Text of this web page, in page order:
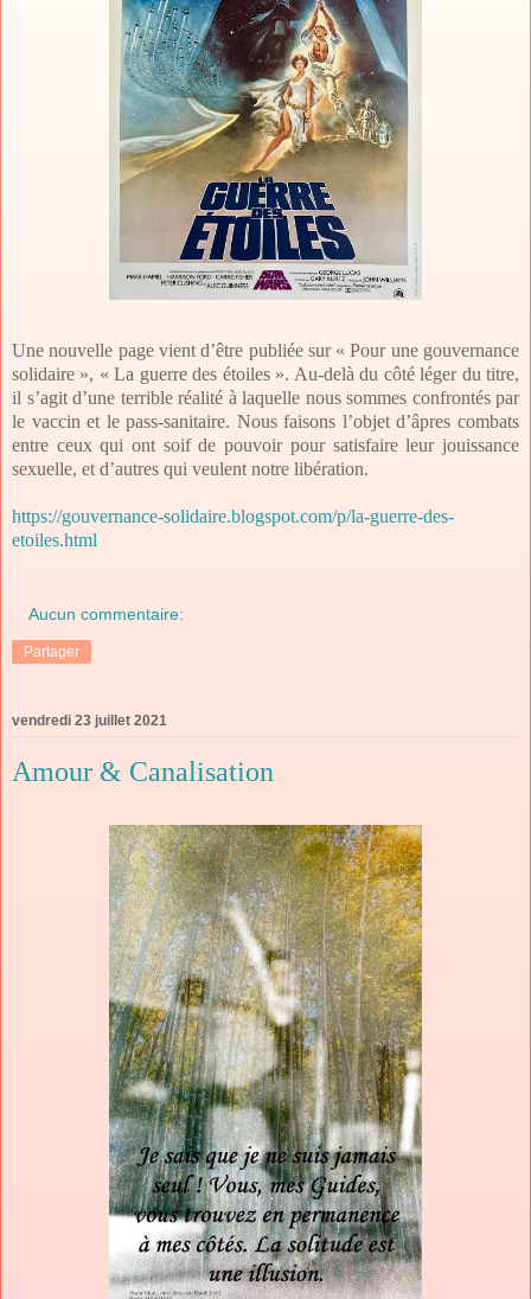
Une nouvelle page vient d’être publiée sur « Pour une gouvernance
solidaire », « La guerre des étoiles ». Au-delà du côté léger du titre,
il s’agit d’une terrible réalité à laquelle nous sommes confrontés par
le vaccin et le pass-sanitaire. Nous faisons l’objet d’âpres combats
entre ceux qui ont soif de pouvoir pour satisfaire leur jouissance
sexuelle, et d’autres qui veulent notre libération.
https://gouvernance-solidaire.blogspot.com/p/la-guerre-des-
etoiles.html
Aucun commentaire:
Partager
vendredi 23 juillet 2021
Amour & Canalisation